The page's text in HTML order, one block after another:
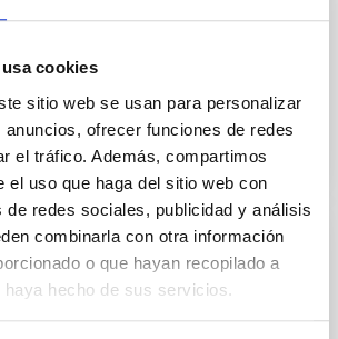
cookies
sitio web se usan para personalizar
ofrecer funciones de redes
el tráfico. Además, compartimos
el uso que haga del sitio web con
de redes sociales, publicidad y análisis
combinarla con otra información
o que hayan recopilado a
haya hecho de sus servicios.
LA CHARLA
the concepts of axions and axion-
and their signals, true axions